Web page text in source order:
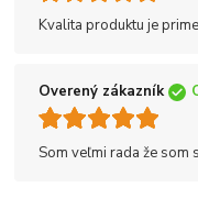
Kvalita produktu je
Overený zákazník
Som veľmi rada že som